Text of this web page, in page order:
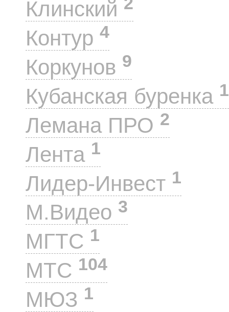
Клинский
Контур 4
Коркунов 9
Кубанская буренка 1
Лемана ПРО 2
Лента 1
Лидер-Инвест 1
М.Видео 3
МГТС 1
МТС 104
МЮЗ 1